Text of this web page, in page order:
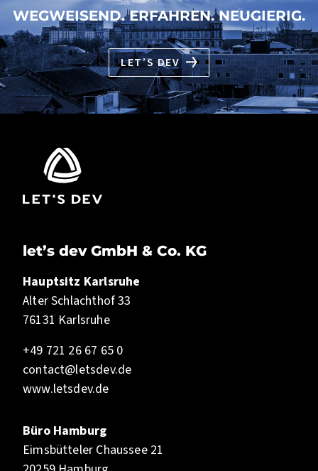
WEGWEISEND. ERFAHREN. NEUGIERIG.
LET’S DEV
let’s dev GmbH & Co. KG
Hauptsitz Karlsruhe
Alter Schlachthof 33
76131 Karlsruhe
+49 721 26 67 65 0
contact@letsdev.de
www.letsdev.de
Büro Hamburg
Eimsbütteler Chaussee 21